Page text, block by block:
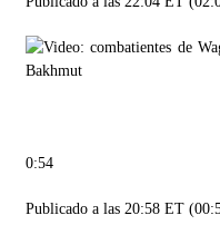
0:54
Publicado a las 20:58 ET